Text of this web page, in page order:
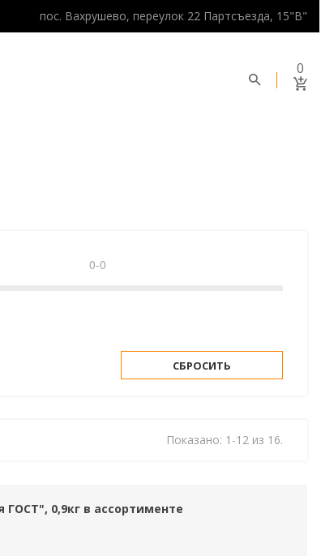
пос. Вахрушево, переулок 22 Партсъезда, 15"В"
0
0-0
СБРОСИТЬ
Показано: 1-12 из 16.
0,9кг в ассортименте